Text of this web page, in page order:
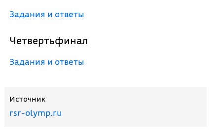
Задания и ответы
Четвертьфинал
Задания и ответы
Источник
rsr-olymp.ru